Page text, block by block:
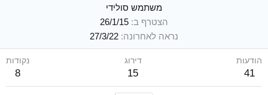
משתמש סולידי
הצטרף ב 26/1/15
נראה לאחרונה 27/3/22
הודעות
41
דירוג
15
נקודות
8